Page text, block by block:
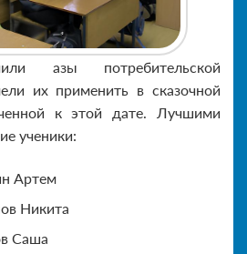
азы потребительской
их применить в сказочной
к этой дате. Лучшими
ученики:
Артем
Никита
Саша